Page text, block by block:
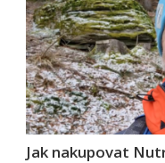
Jak nakupovat